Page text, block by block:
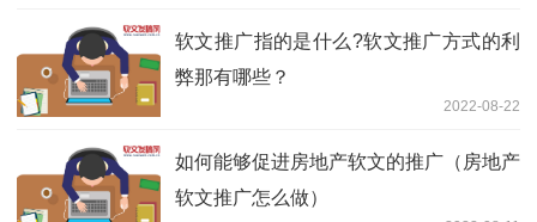
软文推广指的是什么?软文推广方式的利
弊那有哪些？
2022-08-22
如何能够促进房地产软文的推广（房地产
软文推广怎么做）